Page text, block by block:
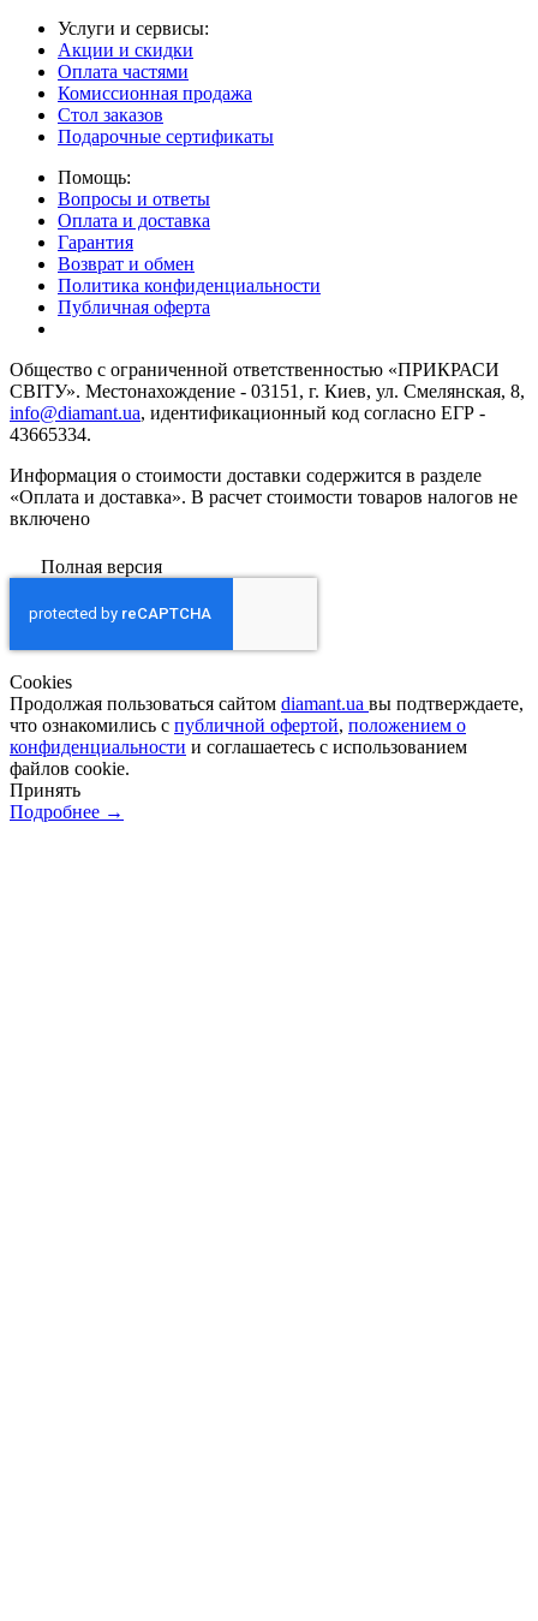
Услуги и сервисы:
Акции и скидки
Оплата частями
Комиссионная продажа
Стол заказов
Подарочные сертификаты
Помощь:
Вопросы и ответы
Оплата и доставка
Гарантия
Возврат и обмен
Политика конфиденциальности
Публичная оферта
Общество с ограниченной ответственностью «ПРИКРАСИ
СВІТУ». Местонахождение - 03151, г. Киев, ул. Смелянская, 8,
info@diamant.ua, идентификационный код согласно ЕГР -
43665334.
Информация о стоимости доставки содержится в разделе
«Оплата и доставка». В расчет стоимости товаров налогов не
включено
Полная версия
Сookies
Продолжая пользоваться сайтом diamant.ua вы подтверждаете,
что ознакомились с публичной офертой, положением о
конфиденциальности и соглашаетесь с использованием
файлов cookie.
Принять
Подробнее →